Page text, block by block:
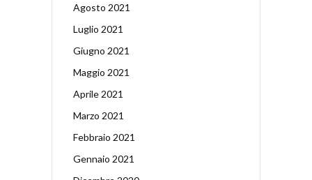
Agosto 2021
Luglio 2021
Giugno 2021
Maggio 2021
Aprile 2021
Marzo 2021
Febbraio 2021
Gennaio 2021